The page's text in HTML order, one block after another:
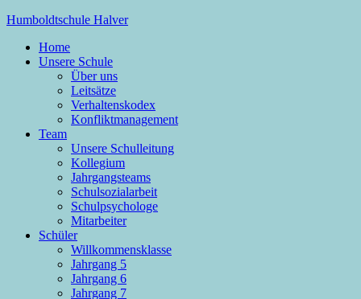
Zum
springen
Humboldtschule Halver
Sekundarschule der Stadt Halver
Home
Unsere Schule
Über uns
Leitsätze
Verhaltenskodex
Konfliktmanagement
Team
Unsere Schulleitung
Kollegium
Jahrgangsteams
Schulsozialarbeit
Schulpsychologe
Mitarbeiter
Schüler
Willkommensklasse
Jahrgang 5
Jahrgang 6
Jahrgang 7